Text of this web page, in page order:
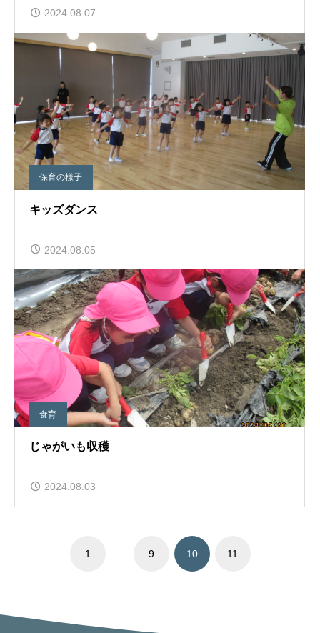
2024.08.07
保育の様子
キッズダンス
2024.08.05
食育
じゃがいも収穫
2024.08.03
1 9 10 11